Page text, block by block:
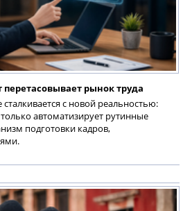
рынок труда
с новой реальностью:
автоматизирует рутинные
подготовки кадров,